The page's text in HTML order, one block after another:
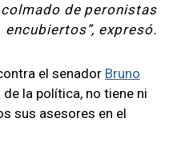
de peronistas
encubiertos”, expresó.
el senador Bruno
de la política, no tiene ni
sus asesores en el